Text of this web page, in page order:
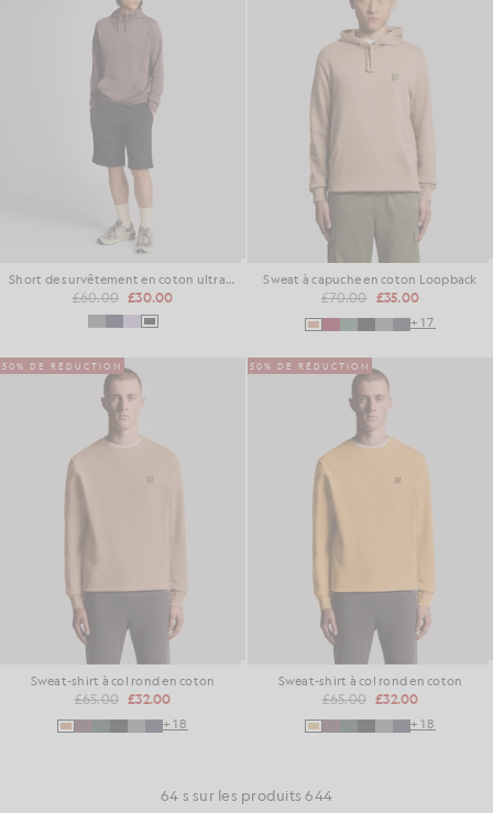
Short de survêtement en coton ultra-fin
£60.00 £30.00
Sweat à capuche en coton Loopback
£70.00 £35.00
+17
50% DE RÉDUCTION
Sweat-shirt à col rond en coton
£65.00 £32.00
+18
50% DE RÉDUCTION
Sweat-shirt à col rond en coton
£65.00 £32.00
+18
64 s sur les produits 644